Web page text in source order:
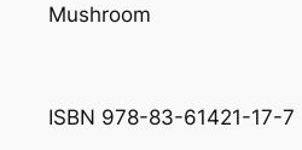
Mushroom
ISBN 978-83-61421-17-7